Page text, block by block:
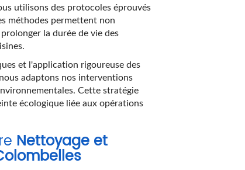
utilisons des protocoles éprouvés
méthodes permettent non
la durée de vie des
et l'application rigoureuse des
adaptons nos interventions
Cette stratégie
écologique liée aux opérations
Nettoyage et